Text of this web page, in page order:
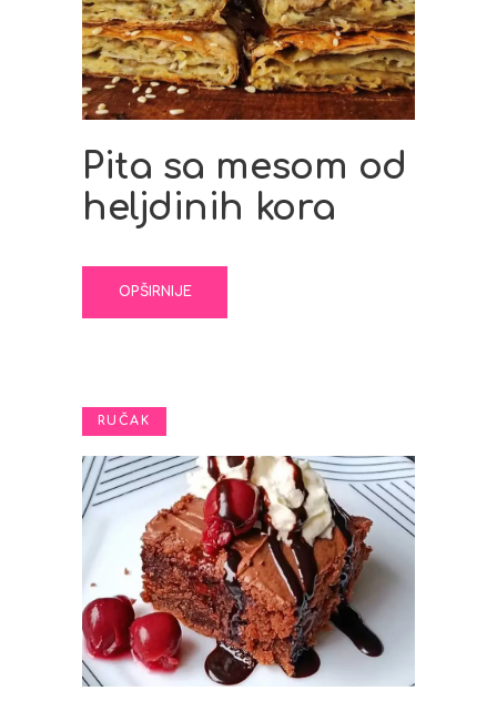
Pita sa mesom od
heljdinih kora
OPŠIRNIJE
RUČAK